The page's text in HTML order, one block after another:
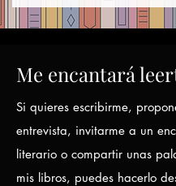
Me encantará
Si quieres escribirme,
entrevista, invitarme a un
literario o compartir unas
mis libros, puedes hacerlo